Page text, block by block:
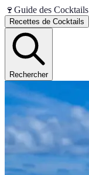
🍷 Guide des Cocktails
Recettes de Cocktails
Rechercher